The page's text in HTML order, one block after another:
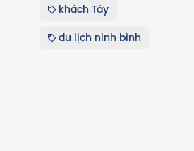
khách Tây
du lịch ninh bình